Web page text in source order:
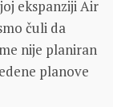
ekspanziji Air
čuli da
nije planiran
planove